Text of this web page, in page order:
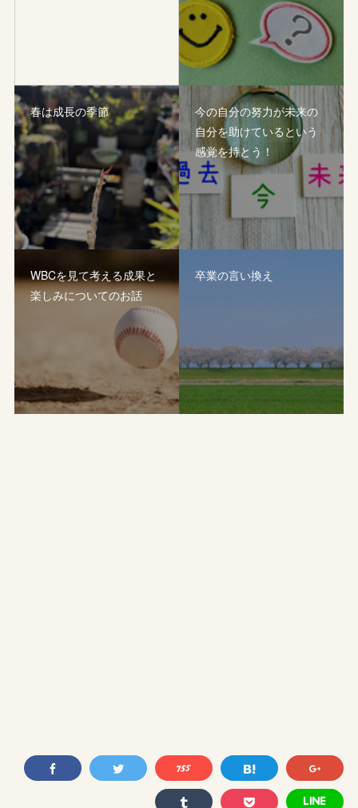
春は成長の季節
今の自分の努力が未来の
自分を助けているという
感覚を持とう！
WBCを見て考える成果と
楽しみについてのお話
卒業の言い換え